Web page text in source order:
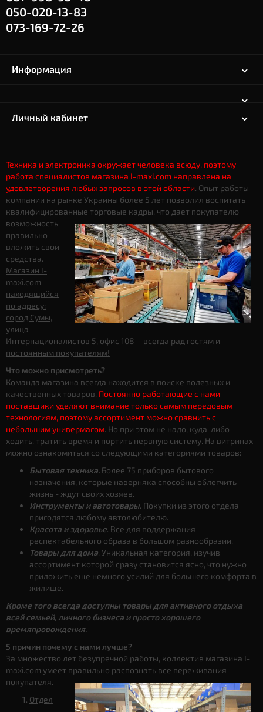
050-020-13-83
073-169-72-26
Информация
Личный кабинет
Техника и электроника окружает человека всюду, поэтому
работа специалистов магазина I-maxi.com направлена на
удовлетворения любых запросов в этой области. Опыт работы
компании на рынке Украины более 5 лет позволил воспитать
квалифицированные торговые кадры, что дает покупателю
возможность
правильно
вложить свои
средства.
Магазин I-
maxi.com
находящийся
по адресу:
город Сумы,
улица
Интернационалистов 5, офис 108 - всегда рад гостям и
постоянным покупателям!
Что можно присмотреть?
Команда магазина всегда находится в поиске полезных и
качественных товаров. Постоянно работающие с нами
поставщики уделяют внимание только самым передовым
технологиям, поэтому ассортимент можно сравнить с
небольшим универмагом. Но при этом не надо, куда-либо
ходить, тратить время и портить нервную систему. На витринах
можно ознакомиться со следующими категориями товаров:
Бытовая техника. Более 75 приборов бытового
назначения, которые наверняка способны облегчить
жизнь - ждут своих хозяев.
Инструменты и автотовары. Покупки из этого отдела
пригодятся любому автолюбителю.
Красота и здоровье. Все для поддержания
респектабельного образа в большом разнообразии.
Товары для дома. Уникальная категория, изучив
ассортимент которой сразу становится ясно, что нужно
приложить еще немного усилий для большего комфорта в
жилище.
Кроме того всегда доступны товары для активного отдыха
всей семьей, личного бизнеса и просто хорошего
времяпровождения.
5 причин почему с нами лучше?
За множество лет безупречной работы, коллектив магазина I-
maxi.com умеет правильно распознать все переживания
покупателя.
Отдел